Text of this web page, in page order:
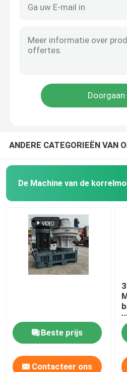
De drijvende Productielijn
houten korrelmaker
Droge het Voerextruder van
Extruder met
De Machine van het
ANDERE CATEGORIEËN VAN
De Machine van de
Beste prijs
Contacteer ons